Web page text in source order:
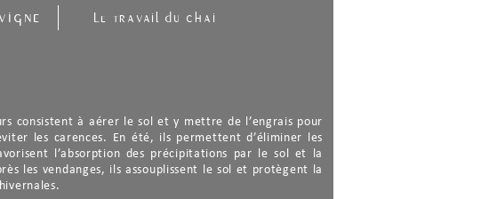
Le travail du chai
consistent à aérer le sol et y mettre de l’engrais pour
les carences. En été, ils permettent d’éliminer les
l’absorption des précipitations par le sol et la
les vendanges, ils assouplissent le sol et protègent la